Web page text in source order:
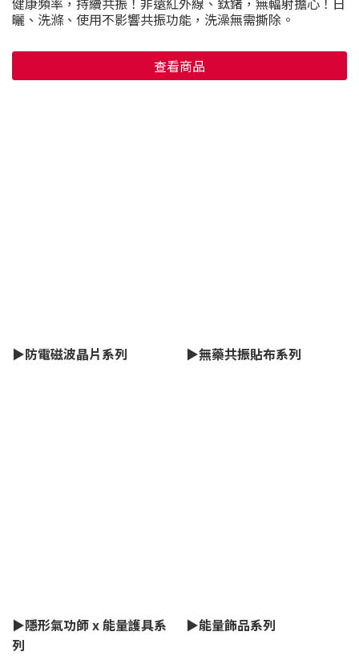
曬、洗滌、使用不影響共振功能，洗澡無需撕除。
查看商品
▶防電磁波晶片系列 ▶無藥共振貼布系列
▶隱形氣功師 x 能量護具系
列
▶能量飾品系列